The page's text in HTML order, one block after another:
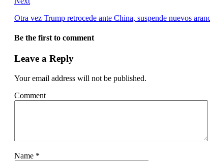
Otra vez Trump retrocede ante China, suspende nuevos
Be the first to comment
Leave a Reply
Your email address will not be published.
Comment
Name *